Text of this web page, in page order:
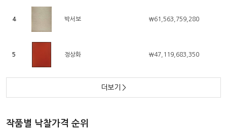
4 박서보 ￦61,563,759,280
5 정상화 ￦47,119,683,350
더보기 >
작품별 낙찰가격 순위